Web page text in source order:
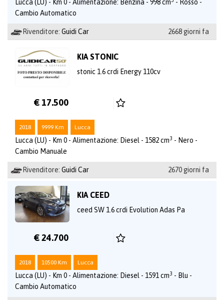
Lucca (LU) - Km 0 - Alimentazione: Benzina - 998 cm
- Rosso -
Cambio Automatico
Rivenditore: Guidi Car 2668 giorni fa
KIA STONIC
stonic 1.6 crdi Energy 110cv
€ 17.500
2018 9999 Km Lucca
Lucca (LU) - Km 0 - Alimentazione: Diesel - 1582 cm3 - Nero -
Cambio Manuale
Rivenditore: Guidi Car 2670 giorni fa
KIA CEED
ceed SW 1.6 crdi Evolution Adas Pa
€ 24.700
2018 10500 Km Lucca
Lucca (LU) - Km 0 - Alimentazione: Diesel - 1591 cm3 - Blu -
Cambio Automatico